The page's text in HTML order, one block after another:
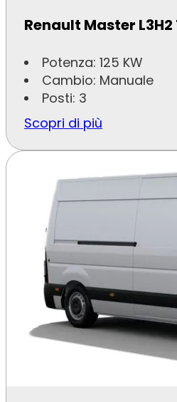
Renault Master L3H2
Potenza: 125 KW
Cambio: Manuale
Posti: 3
Scopri di più